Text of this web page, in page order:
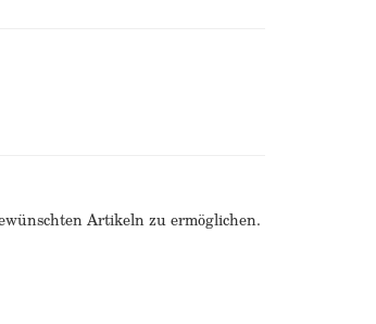
Artikeln zu ermöglichen.